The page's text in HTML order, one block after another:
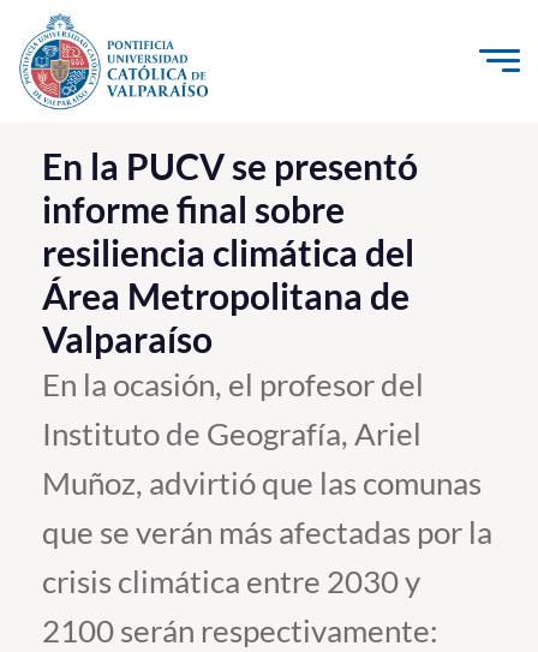
Click acá para ir directamente al contenido
La Universidad
Investigación, Creación e Innovación
PUCV Internacional
Vinculación con el Medio
Admisión
Pregrado
Postgrado
Formación Continua
En la PUCV se presentó
informe final sobre
resiliencia climática del
Área Metropolitana de
Valparaíso
En la ocasión, el profesor del
Instituto de Geografía, Ariel
Muñoz, advirtió que las comunas
que se verán más afectadas por la
crisis climática entre 2030 y
2100 serán respectivamente: